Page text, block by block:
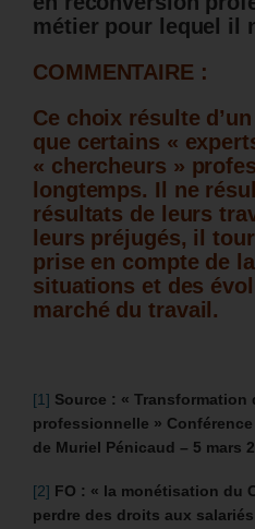
métier pour lequel il
COMMENTAIRE :
Ce choix résulte
que certains «
« chercheurs »
longtemps. Il ne
résultats de leurs
leurs préjugés, il
prise en compte de
situations et des
marché du travail.
[1] Source : « Transformation
professionnelle »
de Muriel Pénicaud – 5 mars
[2] FO : « la monétisation du
perdre des droits aux salariés